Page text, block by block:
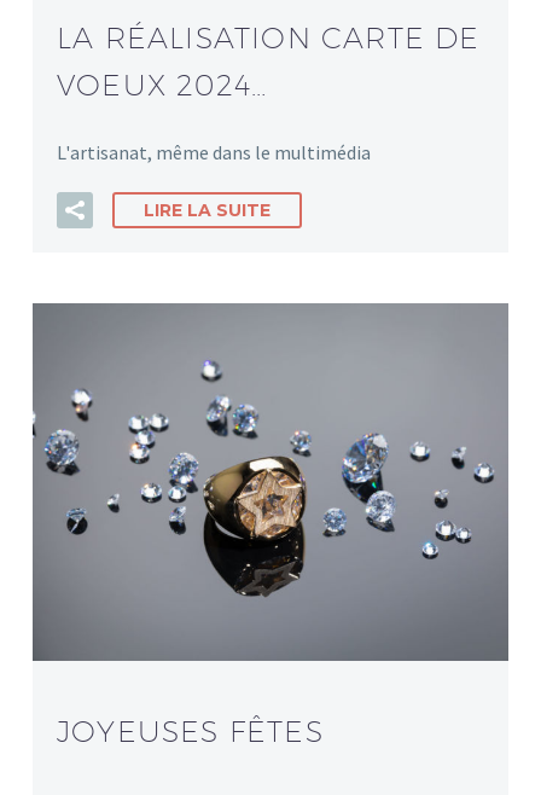
LA RÉALISATION CARTE DE
VOEUX 2024…
L'artisanat, même dans le multimédia
LIRE LA SUITE
JOYEUSES FÊTES